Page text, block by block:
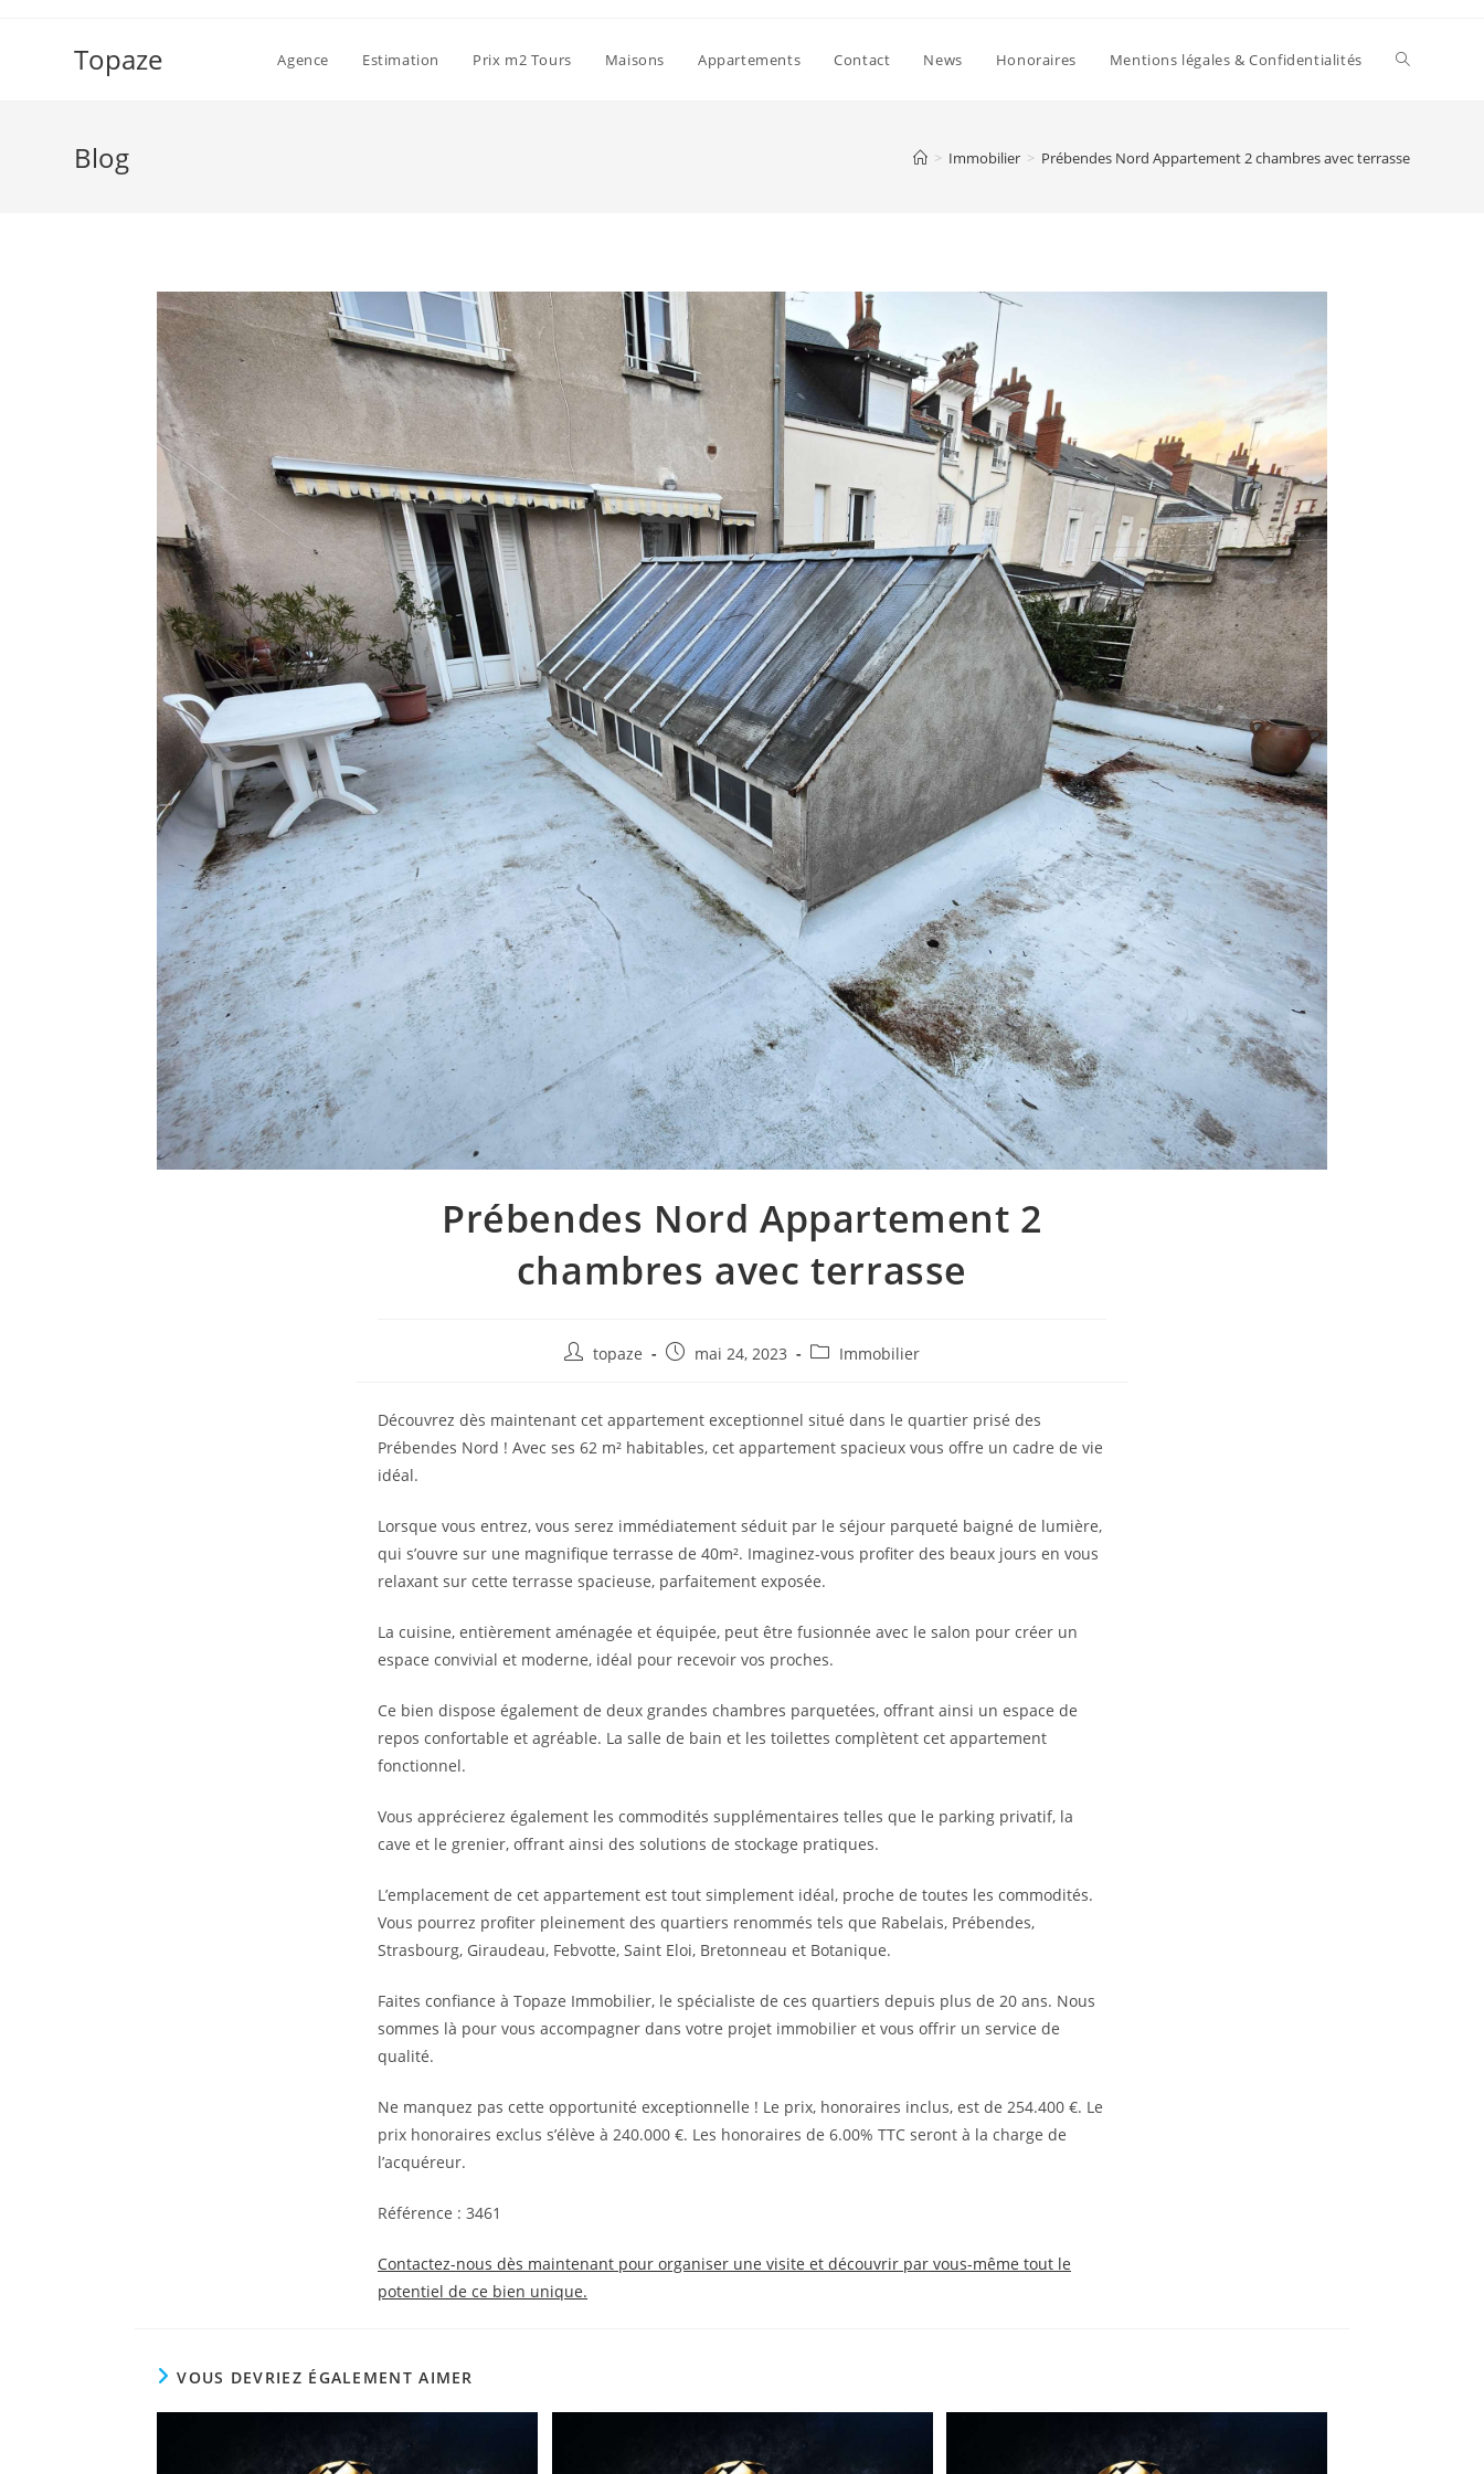
Topaze Agence Estimation Prix m2 Tours Maisons Appartements Contact News Honoraires Mentions légales & Confidentialités Toggle
Blog > Immobilier > Prébendes Nord Appartement 2 chambres avec terrasse
Prébendes Nord Appartement 2
chambres avec terrasse
Auteur/autrice
publication :
topaze
Publication
mai 24, 2023
Post Immobilier
Découvrez dès maintenant cet appartement exceptionnel situé dans le quartier prisé des
Prébendes Nord ! Avec ses 62 m² habitables, cet appartement spacieux vous offre un cadre de vie
idéal.
Lorsque vous entrez, vous serez immédiatement séduit par le séjour parqueté baigné de lumière,
qui s’ouvre sur une magnifique terrasse de 40m². Imaginez-vous profiter des beaux jours en vous
relaxant sur cette terrasse spacieuse, parfaitement exposée.
La cuisine, entièrement aménagée et équipée, peut être fusionnée avec le salon pour créer un
espace convivial et moderne, idéal pour recevoir vos proches.
Ce bien dispose également de deux grandes chambres parquetées, offrant ainsi un espace de
repos confortable et agréable. La salle de bain et les toilettes complètent cet appartement
fonctionnel.
Vous apprécierez également les commodités supplémentaires telles que le parking privatif, la
cave et le grenier, offrant ainsi des solutions de stockage pratiques.
L’emplacement de cet appartement est tout simplement idéal, proche de toutes les commodités.
Vous pourrez profiter pleinement des quartiers renommés tels que Rabelais, Prébendes,
Strasbourg, Giraudeau, Febvotte, Saint Eloi, Bretonneau et Botanique.
Faites confiance à Topaze Immobilier, le spécialiste de ces quartiers depuis plus de 20 ans. Nous
sommes là pour vous accompagner dans votre projet immobilier et vous offrir un service de
qualité.
Ne manquez pas cette opportunité exceptionnelle ! Le prix, honoraires inclus, est de 254.400 €. Le
prix honoraires exclus s’élève à 240.000 €. Les honoraires de 6.00% TTC seront à la charge de
l’acquéreur.
Référence : 3461
Contactez-nous dès maintenant pour organiser une visite et découvrir par vous-même tout le
potentiel de ce bien unique.
VOUS DEVRIEZ ÉGALEMENT AIMER